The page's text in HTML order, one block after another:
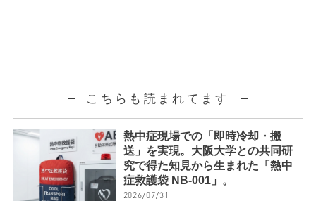
こちらも読まれてます
熱中症現場での「即時冷却・搬
送」を実現。大阪大学との共同研
究で得た知見から生まれた「熱中
症救護袋 NB-001」。
2026/07/31